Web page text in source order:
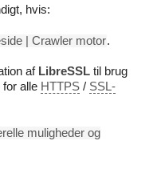
hvis:
| Crawler motor.
af LibreSSL til brug
alle HTTPS / SSL-
muligheder og